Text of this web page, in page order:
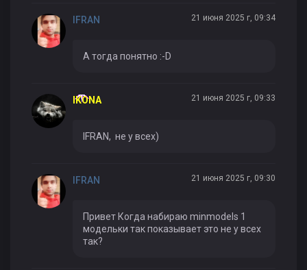
IFRAN 21 июня 2025 г, 09:34
А тогда понятно :-D
IKONA 21 июня 2025 г, 09:33
IFRAN, не у всех)
IFRAN 21 июня 2025 г, 09:30
Привет Когда набираю minmodels 1
модельки так показывает это не у всех
так?